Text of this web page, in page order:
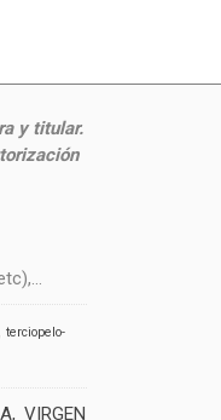
y titular.
terciopelo-
VIRGEN